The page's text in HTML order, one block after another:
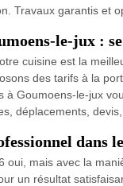
Travaux garantis et
le-jux :
cuisine est la
des tarifs à la
Goumoens-le-jux
déplacements,
dans
oui, mais avec la
un résultat